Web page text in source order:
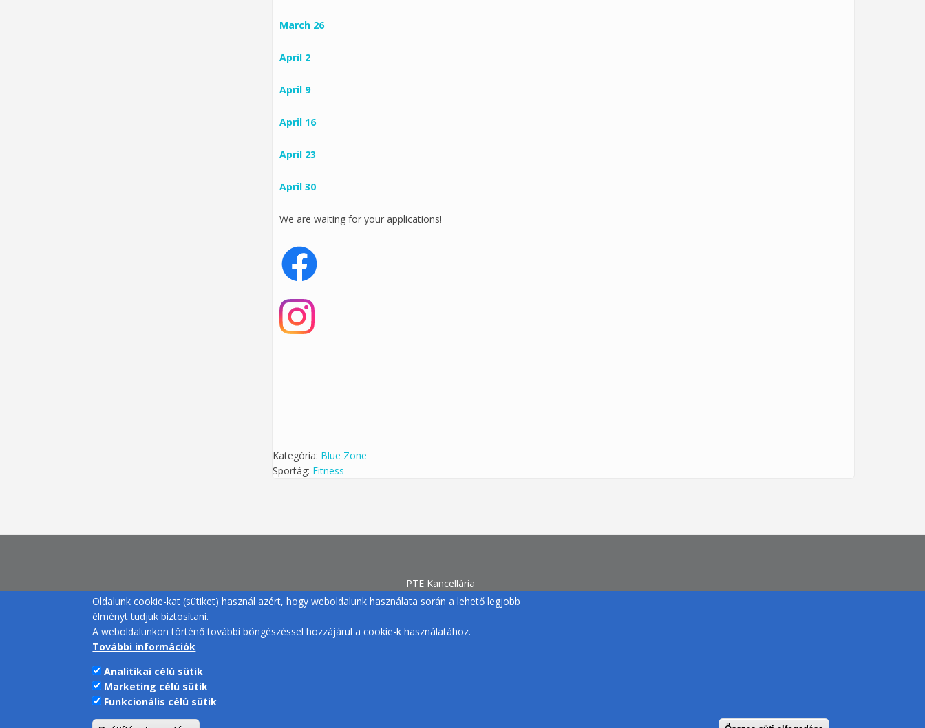
March 26
April 2
April 9
April 16
April 23
April 30
We are waiting for your applications!
Kategória: Blue Zone
Sportág: Fitness
PTE Kancellária
Egyetemi Sport
+36 72 /501-500/12770 |
Oldalunk cookie-kat (sütiket) használ azért, hogy weboldalunk használata során a lehető legjobb
élményt tudjuk biztosítani.
A weboldalunkon történő további böngészéssel hozzájárul a cookie-k használatához.
További információk
Analitikai célú sütik
Marketing célú sütik
Funkcionális célú sütik